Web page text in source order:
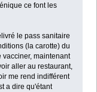
ce font les
le pass sanitaire
(la carotte) du
vacciner, maintenant
aller au restaurant,
me rend indifférent
a dire qu'étant